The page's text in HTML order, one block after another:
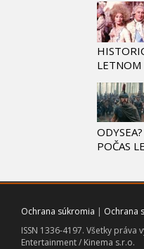
LETNOM
POČAS
Ochrana súkromia | Ochrana
ISSN 1336-4197. Všetky práva
Entertainment / Kinema s.r.o.